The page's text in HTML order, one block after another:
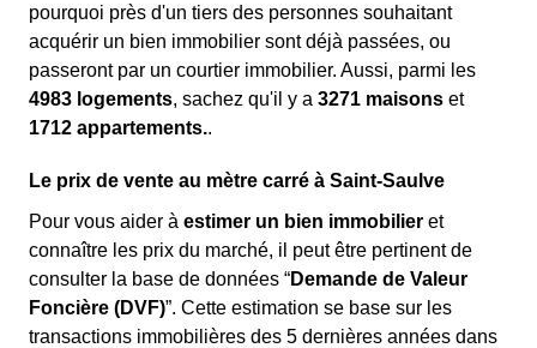
pourquoi près d'un tiers des personnes souhaitant
acquérir un bien immobilier sont déjà passées, ou
passeront par un courtier immobilier. Aussi, parmi les
4983 logements, sachez qu'il y a 3271 maisons et
1712 appartements..
Le prix de vente au mètre carré à Saint-Saulve
Pour vous aider à estimer un bien immobilier et
connaître les prix du marché, il peut être pertinent de
consulter la base de données “Demande de Valeur
Foncière (DVF)”. Cette estimation se base sur les
transactions immobilières des 5 dernières années dans